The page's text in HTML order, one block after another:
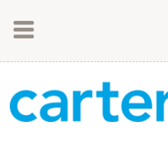
Как оплатить
Доставка товара